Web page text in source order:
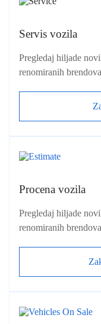
Servis vozila
Pregledaj hiljade
renomiranih
Procena vozila
Pregledaj hiljade
renomiranih